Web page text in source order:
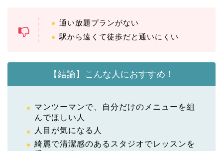
通い放題プランがない
駅から遠くて徒歩だと通いにくい
【結論】こんな人におすすめ！
マンツーマンで、自分だけのメニューを組
んでほしい人
人目が気になる人
綺麗で清潔感のあるスタジオでレッスンを